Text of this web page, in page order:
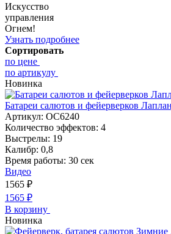
Искусство
управления
Огнем!
Узнать подробнее
Сортировать
по цене
по артикулу
Новинка
Батареи салютов и фейерверков
Артикул: ОС6240
Количество эффектов: 4
Выстрелы: 19
Калибр: 0,8
Время работы: 30 сек
Видео
1565 ₽
1565 ₽
В корзину
Новинка